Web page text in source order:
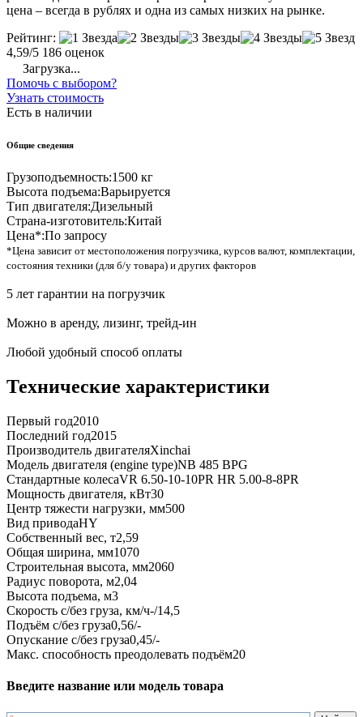
цена – всегда в рублях и одна из самых низких на рынке.
Рейтинг:
4,59/5 186 оценок
Загрузка...
Помочь с выбором?
Узнать стоимость
Есть в наличии
Общие сведения
Грузоподъемность:1500 кг
Высота подъема:Варьируется
Тип двигателя:Дизельный
Страна-изготовитель:Китай
Цена*:По запросу
*Цена зависит от местоположения погрузчика, курсов валют, комплектации,
состояния техники (для б/у товара) и других факторов
5 лет гарантии на погрузчик
Можно в аренду, лизинг, трейд-ин
Любой удобный способ оплаты
Технические характеристики
Первый год2010
Последний год2015
Производитель двигателяXinchai
Модель двигателя (engine type)NB 485 BPG
Стандартные колесаVR 6.50-10-10PR HR 5.00-8-8PR
Мощность двигателя, кВт30
Центр тяжести нагрузки, мм500
Вид приводаHY
Собственный вес, т2,59
Общая ширина, мм1070
Строительная высота, мм2060
Радиус поворота, м2,04
Высота подъема, м3
Скорость с/без груза, км/ч-/14,5
Подъём с/без груза0,56/-
Опускание с/без груза0,45/-
Макс. способность преодолевать подъём20
Введите название или модель товара